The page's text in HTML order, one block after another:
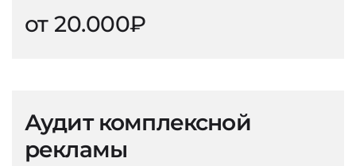
от 20.000₽
Аудит комплексной
рекламы